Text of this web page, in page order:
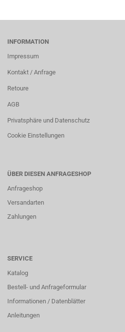
INFORMATION
Impressum
Kontakt / Anfrage
Retoure
AGB
Privatsphäre und Datenschutz
Cookie Einstellungen
ÜBER DIESEN ANFRAGESHOP
Anfrageshop
Versandarten
Zahlungen
SERVICE
Katalog
Bestell- und Anfrageformular
Informationen / Datenblätter
Anleitungen